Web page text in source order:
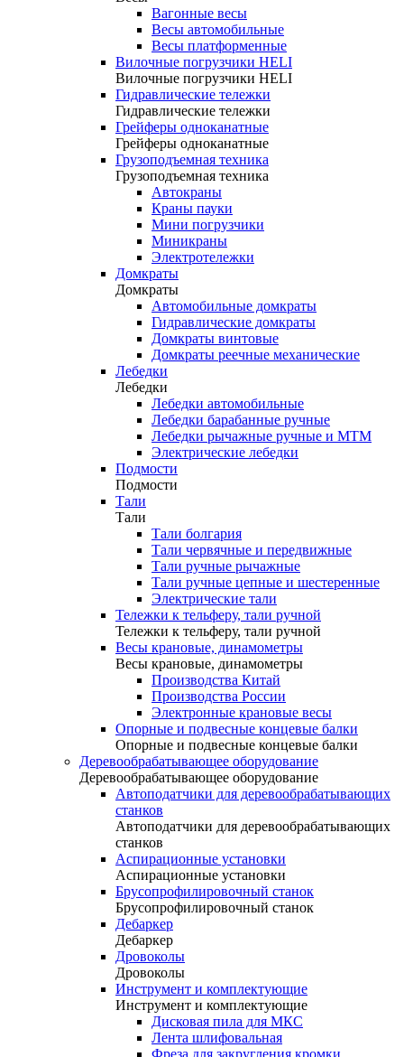
Вагонные весы
Весы автомобильные
Весы платформенные
Вилочные погрузчики HELI
Вилочные погрузчики HELI
Гидравлические тележки
Гидравлические тележки
Грейферы одноканатные
Грейферы одноканатные
Грузоподъемная техника
Грузоподъемная техника
Автокраны
Краны пауки
Мини погрузчики
Миникраны
Электротележки
Домкраты
Домкраты
Автомобильные домкраты
Гидравлические домкраты
Домкраты винтовые
Домкраты реечные механические
Лебедки
Лебедки
Лебедки автомобильные
Лебедки барабанные ручные
Лебедки рычажные ручные и МТМ
Электрические лебедки
Подмости
Подмости
Тали
Тали
Тали болгария
Тали червячные и передвижные
Тали ручные рычажные
Тали ручные цепные и шестеренные
Электрические тали
Тележки к тельферу, тали ручной
Тележки к тельферу, тали ручной
Весы крановые, динамометры
Весы крановые, динамометры
Производства Китай
Производства России
Электронные крановые весы
Опорные и подвесные концевые балки
Опорные и подвесные концевые балки
Деревообрабатывающее оборудование
Деревообрабатывающее оборудование
Автоподатчики для деревообрабатывающих
станков
Автоподатчики для деревообрабатывающих
станков
Аспирационные установки
Аспирационные установки
Брусопрофилировочный станок
Брусопрофилировочный станок
Дебаркер
Дебаркер
Дровоколы
Дровоколы
Инструмент и комплектующие
Инструмент и комплектующие
Дисковая пила для МКС
Лента шлифовальная
Фреза для закругления кромки